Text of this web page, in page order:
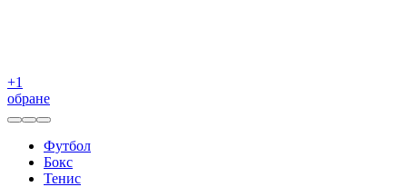
+1
обране
Футбол
Бокс
Тенис